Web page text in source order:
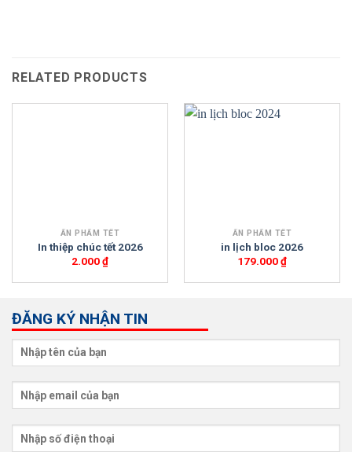
RELATED PRODUCTS
ẤN PHẨM TẾT
In thiệp chúc tết 2026
2.000₫
ẤN PHẨM TẾT
in lịch bloc 2026
179.000₫
ĐĂNG KÝ NHẬN TIN